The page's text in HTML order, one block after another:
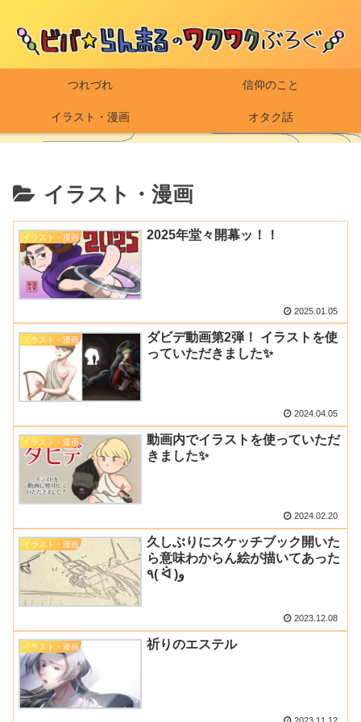
つれづれ 信仰のこと
イラスト・漫画 オタク話
イラスト・漫画
イラスト・漫画 2025年堂々開幕ッ！！
2025.01.05
イラスト・漫画
ダビデ動画第2弾！ イラストを使
っていただきました✨
2024.04.05
イラスト・漫画
動画内でイラストを使っていただ
きました✨
2024.02.20
イラスト・漫画
久しぶりにスケッチブック開いた
ら意味わからん絵が描いてあった
٩( ᐛ )و
2023.12.08
イラスト・漫画 祈りのエステル